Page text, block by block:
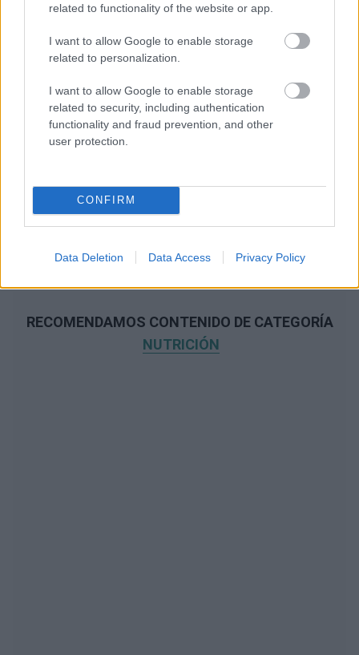
related to functionality of the website or app.
I want to allow Google to enable storage
related to personalization.
I want to allow Google to enable storage
related to security, including authentication
functionality and fraud prevention, and other
user protection.
CONFIRM
Data Deletion Data Access Privacy Policy
RECOMENDAMOS CONTENIDO DE CATEGORÍA
NUTRICIÓN